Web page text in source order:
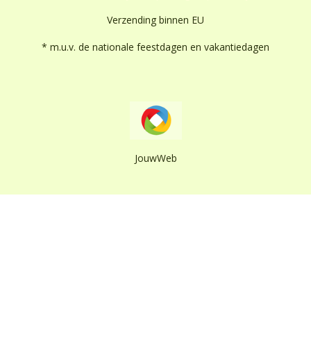
Verzending binnen EU
* m.u.v. de nationale feestdagen en vakantiedagen
JouwWeb